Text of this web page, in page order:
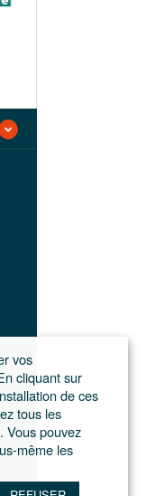
vos
cliquant sur
de ces
tous les
Vous pouvez
même les